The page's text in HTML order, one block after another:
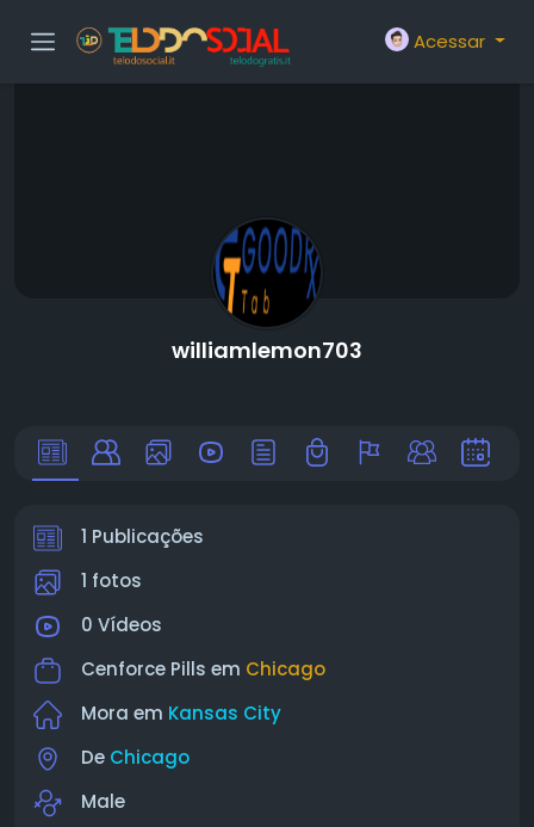
Acessar
williamlemon703
1 Publicações
1 fotos
0 Vídeos
Cenforce Pills em Chicago
Mora em Kansas City
De Chicago
Male